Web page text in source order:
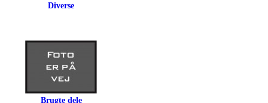
Diverse
Brugte dele